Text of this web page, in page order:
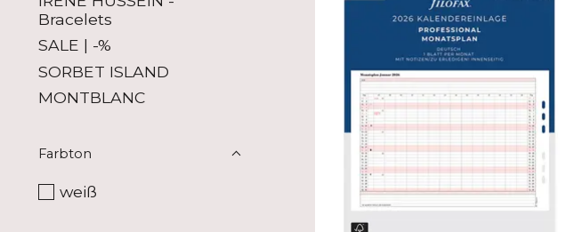
Bracelets
SALE | -%
SORBET ISLAND
MONTBLANC
Farbton
weiß